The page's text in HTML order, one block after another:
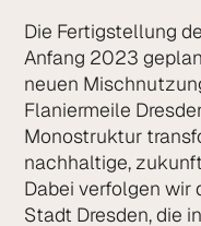
Die Fertigstellung
Anfang 2023
neuen
Flaniermeile
Monostruktur
nachhaltige,
Dabei verfolgen wir
Stadt Dresden, die